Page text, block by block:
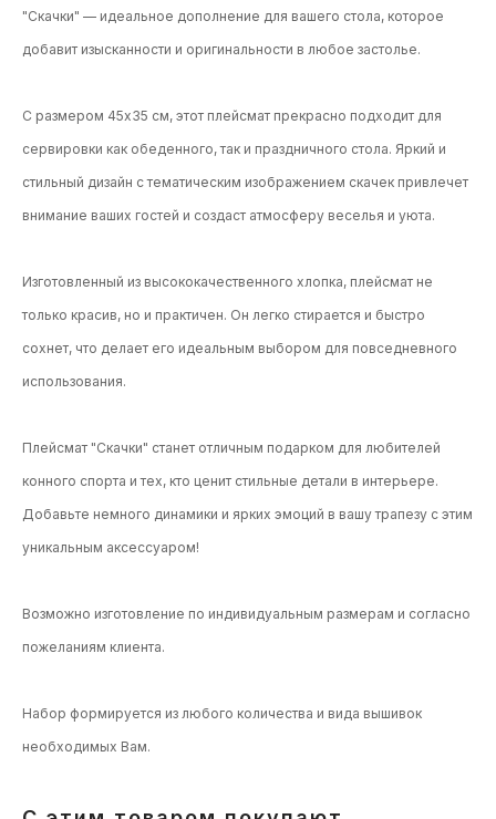
"Скачки" — идеальное дополнение для вашего стола, которое
добавит изысканности и оригинальности в любое застолье.
С размером 45х35 см, этот плейсмат прекрасно подходит для
сервировки как обеденного, так и праздничного стола. Яркий и
стильный дизайн с тематическим изображением скачек привлечет
внимание ваших гостей и создаст атмосферу веселья и уюта.
Изготовленный из высококачественного хлопка, плейсмат не
только красив, но и практичен. Он легко стирается и быстро
сохнет, что делает его идеальным выбором для повседневного
использования.
Плейсмат "Скачки" станет отличным подарком для любителей
конного спорта и тех, кто ценит стильные детали в интерьере.
Добавьте немного динамики и ярких эмоций в вашу трапезу с этим
уникальным аксессуаром!
Возможно изготовление по индивидуальным размерам и согласно
пожеланиям клиента.
Набор формируется из любого количества и вида вышивок
необходимых Вам.